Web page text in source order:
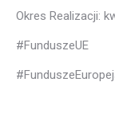
Okres Realizacji:
#FunduszeUE